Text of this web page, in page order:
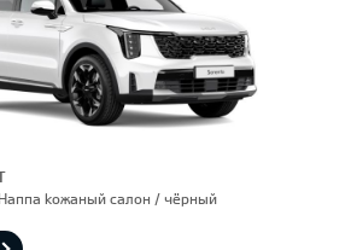
kожаный салон / чёрный